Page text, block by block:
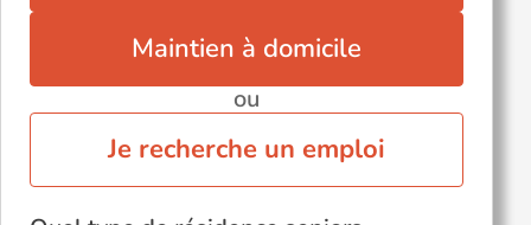
Maintien à domicile
ou
Je recherche un emploi